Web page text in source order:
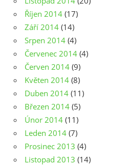
Říjen 2014 (17)
Září 2014 (14)
Srpen 2014 (4)
Červenec 2014 (4)
Červen 2014 (9)
Květen 2014 (8)
Duben 2014 (11)
Březen 2014 (5)
Únor 2014 (11)
Leden 2014 (7)
Prosinec 2013 (4)
Listopad 2013 (14)